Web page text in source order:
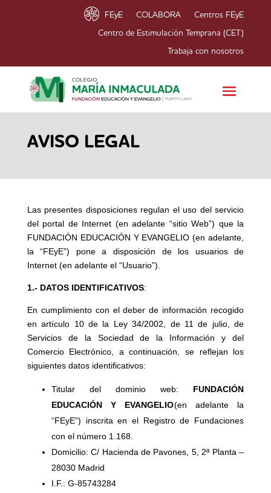
FEyE COLABORA Centros FEyE
Centro de Estimulación Temprana (CET)
Trabaja con nosotros
AVISO LEGAL
Las presentes disposiciones regulan el uso del servicio
del portal de Internet (en adelante “sitio Web”) que la
FUNDACIÓN EDUCACIÓN Y EVANGELIO (en adelante,
la “FEyE”) pone a disposición de los usuarios de
Internet (en adelante el “Usuario”).
1.- DATOS IDENTIFICATIVOS:
En cumplimiento con el deber de información recogido
en artículo 10 de la Ley 34/2002, de 11 de julio, de
Servicios de la Sociedad de la Información y del
Comercio Electrónico, a continuación, se reflejan los
siguientes datos identificativos:
Titular del dominio web: FUNDACIÓN
EDUCACIÓN Y EVANGELIO(en adelante la
“FEyE”) inscrita en el Registro de Fundaciones
con el número 1.168.
Domicilio: C/ Hacienda de Pavones, 5, 2ª Planta –
28030 Madrid
I.F.: G-85743284